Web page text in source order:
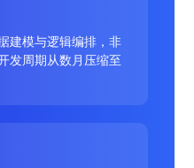
建模与逻辑编排，非
发周期从数月压缩至